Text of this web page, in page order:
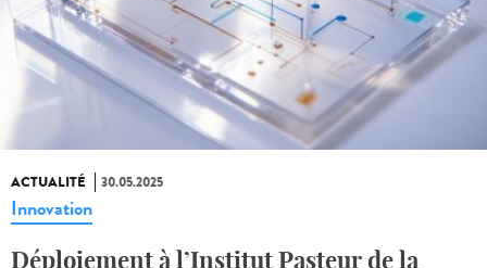
ACTUALITÉ 30.05.2025
Innovation
Déploiement à l’Institut Pasteur de la